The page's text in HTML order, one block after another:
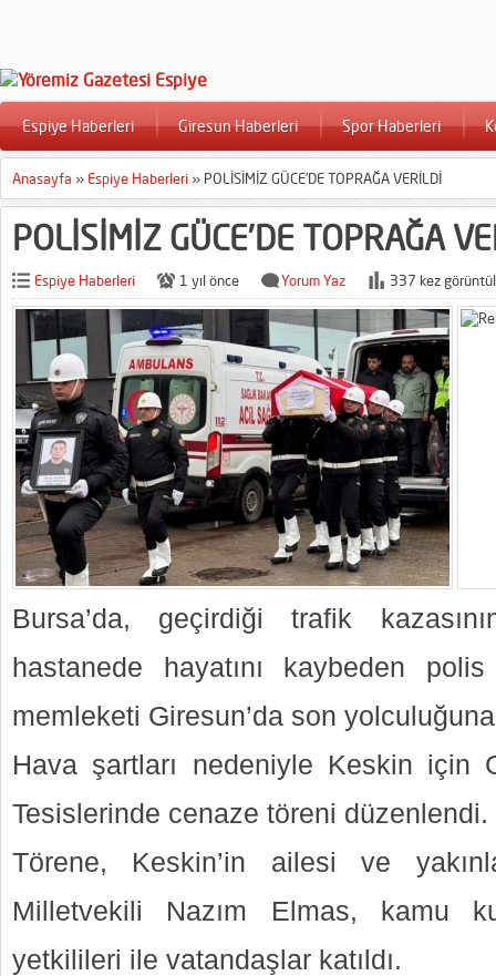
Espiye Haberleri Giresun Haberleri Spor Haberleri
Anasayfa » Espiye Haberleri » POLİSİMİZ GÜCE’DE TOPRAĞA VERİLDİ
POLİSİMİZ GÜCE’DE TOPRAĞA
Espiye Haberleri 1 yıl önce Yorum Yaz 337 kez
Bursa’da, geçirdiği trafik
hastanede hayatını kaybeden
memleketi Giresun’da son
Hava şartları nedeniyle Keskin için
Tesislerinde cenaze töreni düzenlendi.
Törene, Keskin’in ailesi ve
Milletvekili Nazım Elmas, kamu
yetkilileri ile vatandaşlar katıldı.